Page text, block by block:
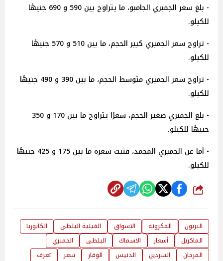
- بلغ سعر الجمبري الجامبو، ما يتراوح بين 590 و 690 جنيهًا
للكيلو.
- تراوح سعر الجمبري كبير الحجم، ما بين 510 و 570 جنيهًا
للكيلو.
- تراوح سعر الجمبري متوسط الحجم، ما بين 390 و 490 جنيهًا
للكيلو.
- بلغ الجمبري صغير الحجم، سعرًا يتراوح ما بين 170 و 350
جنيهًا للكيلو.
- أما عن الجمبري المجمد، فثبت سعره ما بين 175 و 425 جنيهًا
للكيلو.
شارك
البربون المكرونة الاسواق الفيلية البلطى
الكابوريا
الماكريل
أسعار الاسماك البلطى
الجمبري
المرجان
السردين الدنيس الوقار سعر تعرف